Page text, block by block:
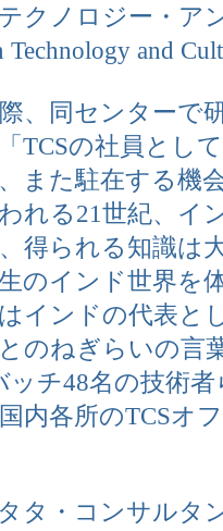
クノロジー・ア
Technology and
、同センターで
TCSの社員とし
また駐在する機
れる21世紀、イ
得られる知識は
のインド世界を
インドの代表と
のねぎらいの言
ッチ48名の技術
内各所のTCSオ
タ・コンサルタ